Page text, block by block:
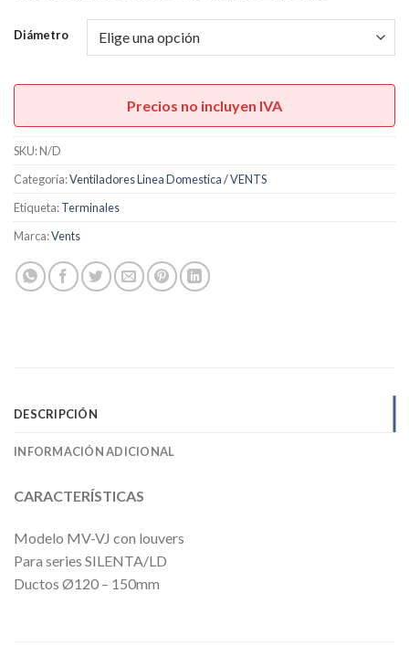
desde
U$S6,20
hasta
U$S28,00
Diámetro
Precios no incluyen IVA
SKU:N/D
Categoría:Ventiladores Linea Domestica / VENTS
Etiqueta:Terminales
Marca:Vents
DESCRIPCIÓN
INFORMACIÓN ADICIONAL
CARACTERÍSTICAS
Modelo MV-VJ con louvers
Para series SILENTA/LD
Ductos Ø120 – 150mm